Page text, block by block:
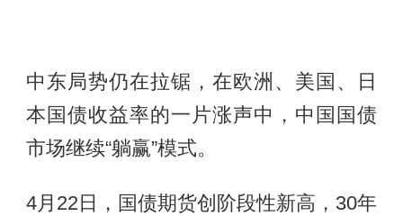
中东局势仍在拉锯，在欧洲、美国、日
本国债收益率的一片涨声中，中国国债
市场继续“躺赢”模式。
4月22日，国债期货创阶段性新高，30年